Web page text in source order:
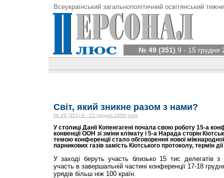
Всеукраїнський загальнополітичний освітянський
№ 49 (351) 9 - 15 грудня
Світ, який зникне разом з нами?
№ 49 (351) 9 - 15 грудня 2009 року
У столиці Данії Копенгагені почала свою роботу 15-а
конвенції ООН зі зміни клімату і 5-а Нарада сторін
темою конференції стало обговорення нової
парникових газів замість Кіотського протоколу, термін
У заході беруть участь близько 15 тис делегатів
участь в завершальній частині конференції 17-18
урядів більш ніж 100 країн.